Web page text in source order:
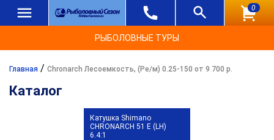
0
РЫБОЛОВНЫЕ ТУРЫ
Главная / Chronarch Лесоемкость, (Ре/м) 0.25-150 от 9 700 р.
Каталог
Катушка Shimano
CHRONARCH 51 E (LH)
6.4:1